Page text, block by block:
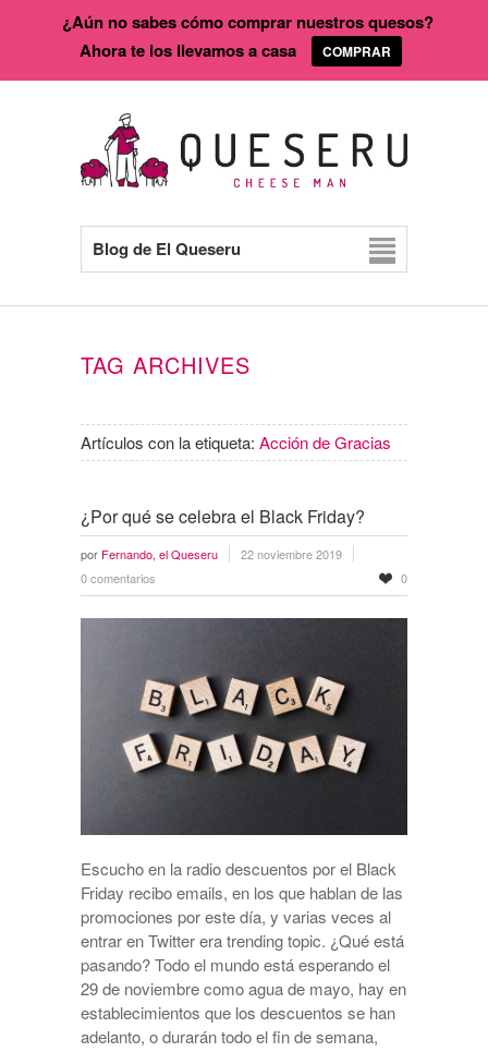
Blog de El Queseru
TAG ARCHIVES
Artículos con la etiqueta: Acción de Gracias
¿Por qué se celebra el Black Friday?
por Fernando, el Queseru
22 noviembre 2019
0 comentarios
0
Escucho en la radio descuentos por el Black
Friday recibo emails, en los que hablan de las
promociones por este día, y varias veces al
entrar en Twitter era trending topic. ¿Qué está
pasando? Todo el mundo está esperando el
29 de noviembre como agua de mayo, hay en
establecimientos que los descuentos se han
adelanto, o durarán todo el fin de semana,
¿Aún no sabes cómo comprar nuestros quesos?
Ahora te los llevamos a casa
COMPRAR